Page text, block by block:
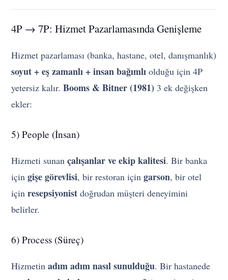
4P → 7P: Hizmet Pazarlamasında Genişleme
Hizmet pazarlaması (banka, hastane, otel, danışmanlık)
soyut + eş zamanlı + insan bağımlı olduğu için 4P
yetersiz kalır.Booms & Bitner (1981) 3 ek değişken
ekler:
5) People (İnsan)
Hizmeti sunançalışanlar ve ekip kalitesi. Bir banka
içingişe görevlisi, bir restoran içingarson, bir otel
içinresepsiyonist doğrudan müşteri deneyimini
belirler.
6) Process (Süreç)
Hizmetinadım adım nasıl sunulduğu. Bir hastanede